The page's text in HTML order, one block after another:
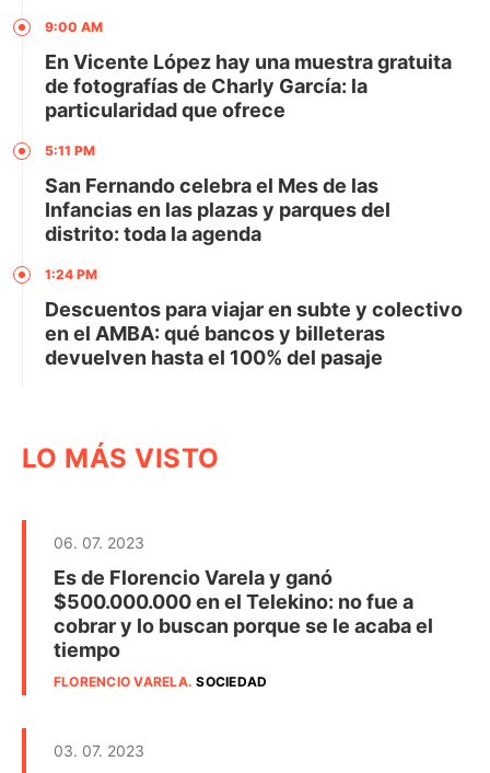
9:00 AM
En Vicente López hay una muestra gratuita
de fotografías de Charly García: la
particularidad que ofrece
5:11 PM
San Fernando celebra el Mes de las
Infancias en las plazas y parques del
distrito: toda la agenda
1:24 PM
Descuentos para viajar en subte y colectivo
en el AMBA: qué bancos y billeteras
devuelven hasta el 100% del pasaje
LO MÁS VISTO
06. 07. 2023
Es de Florencio Varela y ganó
$500.000.000 en el Telekino: no fue a
cobrar y lo buscan porque se le acaba el
tiempo
FLORENCIO VARELA.SOCIEDAD
03. 07. 2023